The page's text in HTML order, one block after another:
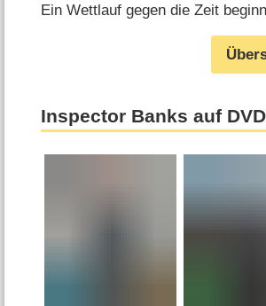
Ein Wettlauf gegen die Zeit
Inspector Banks auf